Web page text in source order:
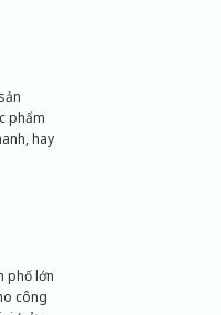
phẩm
hay
phố lớn
công